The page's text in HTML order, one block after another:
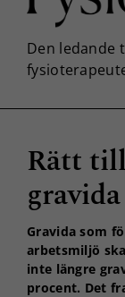
Rätt
Gravida som
arbetsmiljö
inte längre
procent. Det